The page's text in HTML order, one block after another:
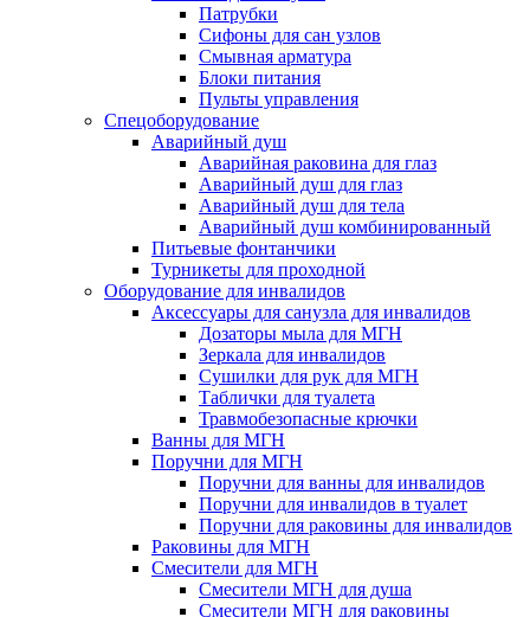
Патрубки
Сифоны для сан узлов
Смывная арматура
Блоки питания
Пульты управления
Спецоборудование
Аварийный душ
Аварийная раковина для глаз
Аварийный душ для глаз
Аварийный душ для тела
Аварийный душ комбинированный
Питьевые фонтанчики
Турникеты для проходной
Оборудование для инвалидов
Аксессуары для санузла для инвалидов
Дозаторы мыла для МГН
Зеркала для инвалидов
Сушилки для рук для МГН
Таблички для туалета
Травмобезопасные крючки
Ванны для МГН
Поручни для МГН
Поручни для ванны для инвалидов
Поручни для инвалидов в туалет
Поручни для раковины для инвалидов
Раковины для МГН
Смесители для МГН
Смесители МГН для душа
Смесители МГН для раковины